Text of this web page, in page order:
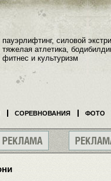
пауэрлифтинг, силовой
тяжелая атлетика,
фитнес и культуризм
СОРЕВНОВАНИЯ ФОТО